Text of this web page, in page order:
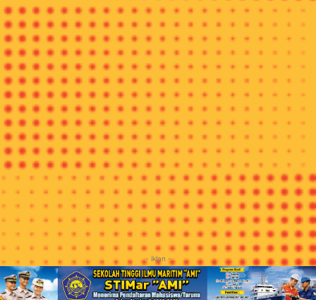
Kawasan wisata Mandeh yang menyuguhkan gugusan pulau
membentang melingkar seluas 18 ribu hektare di Teluk
Carocok, Kabupaten Pesisir Selatan, merupakan kawasan
wisata bahari terpadu yang diresmikan Presiden Joko Widodo
(Jokowi) pada Juli 2015 lalu. “Kawasan wisata Mandeh
menjadi ikon baru pariwisata Sumbar,” Bupati Pesisir Selatan,
Hendra Joni pada kesempatan yang sama.
Lomba lari BRI Mandeh Run 2019 akan berlangsung pada 3
Maret 2019 di kawasan outdoor Amphitheatre Kanagarian
Sungai Nyalo Mudiak Aia, Kecamatan Koto XI Tarusan dan
diikuti 2.000 pelari, termasuk 300 wisatawan dari dalam negeri
dan mancanegara.
Para pelari yang terbagi dalam kategori 5K, 10K dan 21K akan
unjuk kekuatan untuk memperebutkan hadiah hingga Rp400
juta sambil menikmati keindahan alam Mandeh berupa pantai,
bukit, dan kuliner serta budaya dan keramahtamahan
masyarakatnya. (*/evi)
- iklan -